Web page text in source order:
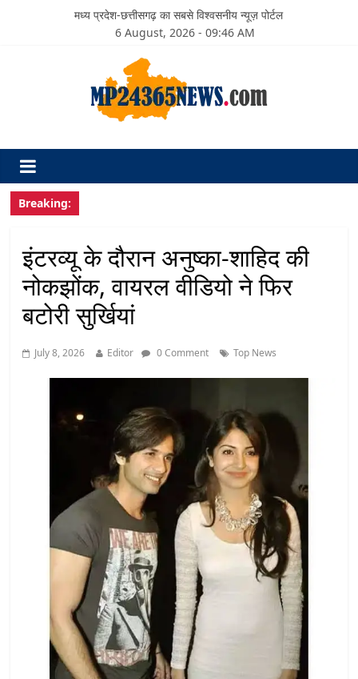
मध्य प्रदेश-छत्तीसगढ़ का सबसे विश्वसनीय न्यूज़ पोर्टल
6 August, 2026 - 09:46 AM
Breaking:
इंटरव्यू के दौरान अनुष्का-शाहिद की
नोकझोंक, वायरल वीडियो ने फिर
बटोरी सुर्खियां
July 8, 2026 Editor 0 Comment Top News